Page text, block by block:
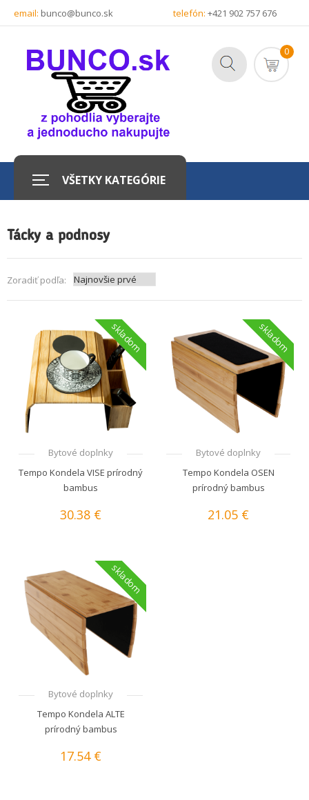
email: bunco@bunco.sk telefón: +421 902 757 676
0
VŠETKY KATEGÓRIE
Tácky a podnosy
Zoradiť podľa:
Bytové doplnky
Tempo Kondela VISE prírodný
bambus
30.38 €
skladom
Bytové doplnky
Tempo Kondela OSEN
prírodný bambus
21.05 €
skladom
Bytové doplnky
Tempo Kondela ALTE
prírodný bambus
17.54 €
skladom